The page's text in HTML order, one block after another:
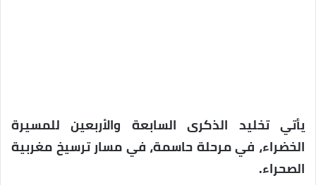
يأتي تخليد الذكرى السابعة والأربعين للمسيرة
الخضراء، في مرحلة حاسمة، في مسار ترسيخ مغربية
الصحراء.